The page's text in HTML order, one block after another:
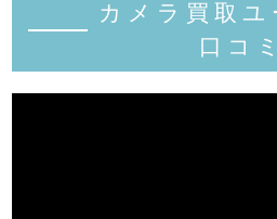
カメラ買取ユ
口コミ